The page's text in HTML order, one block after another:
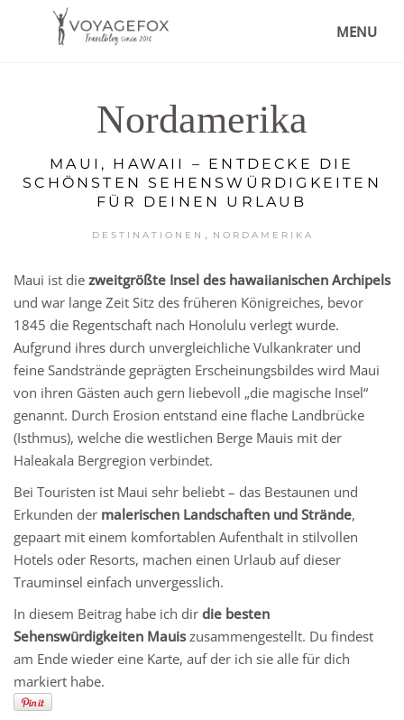
MENU
Nordamerika
MAUI, HAWAII – ENTDECKE DIE
SCHÖNSTEN SEHENSWÜRDIGKEITEN
FÜR DEINEN URLAUB
DESTINATIONEN , NORDAMERIKA
Maui ist die zweitgrößte Insel des hawaiianischen Archipels
und war lange Zeit Sitz des früheren Königreiches, bevor
1845 die Regentschaft nach Honolulu verlegt wurde.
Aufgrund ihres durch unvergleichliche Vulkankrater und
feine Sandstrände geprägten Erscheinungsbildes wird Maui
von ihren Gästen auch gern liebevoll „die magische Insel“
genannt. Durch Erosion entstand eine flache Landbrücke
(Isthmus), welche die westlichen Berge Mauis mit der
Haleakala Bergregion verbindet.
Bei Touristen ist Maui sehr beliebt – das Bestaunen und
Erkunden der malerischen Landschaften und Strände,
gepaart mit einem komfortablen Aufenthalt in stilvollen
Hotels oder Resorts, machen einen Urlaub auf dieser
Trauminsel einfach unvergesslich.
In diesem Beitrag habe ich dir die besten
Sehenswürdigkeiten Mauiszusammengestellt. Du findest
am Ende wieder eine Karte, auf der ich sie alle für dich
markiert habe.